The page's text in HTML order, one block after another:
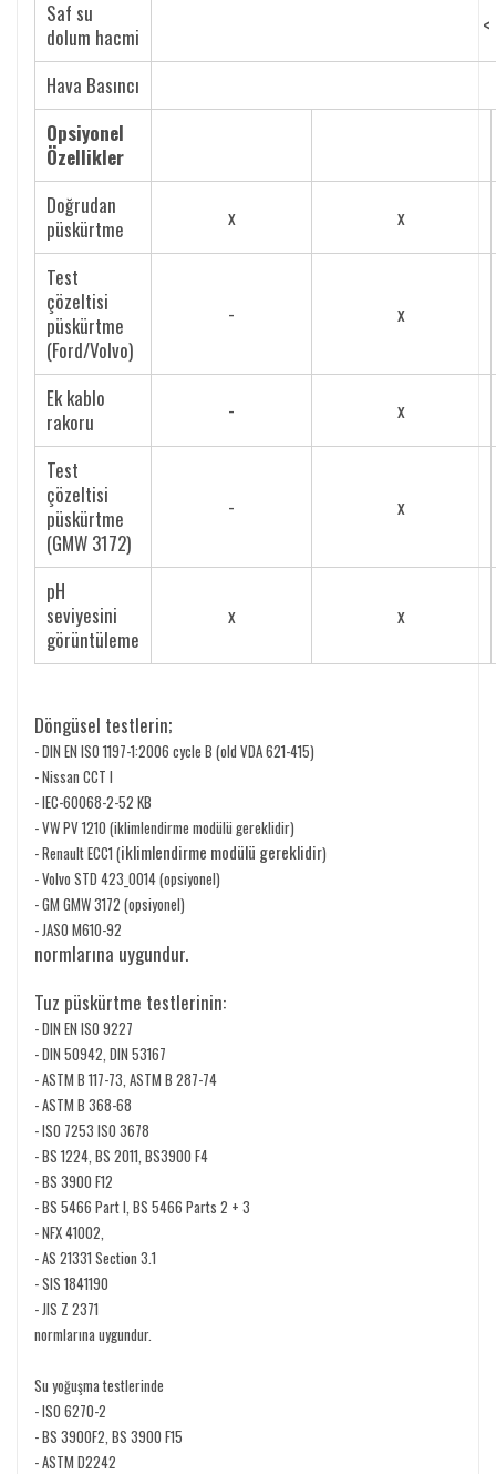
Saf su
dolum hacmi
Hava Basıncı
Opsiyonel
Özellikler
Doğrudan
püskürtme
x x
Test
çözeltisi
püskürtme
(Ford/Volvo)
- x
Ek kablo
rakoru
- x
Test
çözeltisi
püskürtme
(GMW 3172)
- x
pH
seviyesini
görüntüleme
x x
Döngüsel testlerin;
- DIN EN ISO 1197-1:2006 cycle B (old VDA 621-415)
- Nissan CCT I
- IEC-60068-2-52 KB
- VW PV 1210 (iklimlendirme modülü gereklidir)
- Renault ECC1 (iklimlendirme modülü gereklidir)
- Volvo STD 423_0014 (opsiyonel)
- GM GMW 3172 (opsiyonel)
- JASO M610-92
normlarına uygundur.
Tuz püskürtme testlerinin:
- DIN EN ISO 9227
- DIN 50942, DIN 53167
- ASTM B 117-73, ASTM B 287-74
- ASTM B 368-68
- ISO 7253 ISO 3678
- BS 1224, BS 2011, BS3900 F4
- BS 3900 F12
- BS 5466 Part I, BS 5466 Parts 2 + 3
- NFX 41002,
- AS 21331 Section 3.1
- SIS 1841190
- JIS Z 2371
normlarına uygundur.
Su yoğuşma testlerinde
- ISO 6270-2
- BS 3900F2, BS 3900 F15
- ASTM D2242